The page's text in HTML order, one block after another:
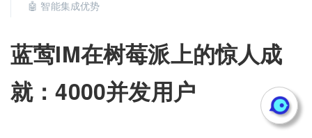
蓝莺IM在树莓派上的惊人成
就：4000并发用户
🤖 智能集成优势